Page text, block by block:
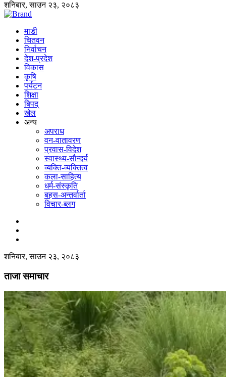
शनिबार, साउन २३, २०८३
माडी
चितवन
निर्वाचन
देश-प्रदेश
विकास
कृषि
पर्यटन
शिक्षा
बिपद्
खेल
अन्य
अपराध
वन-वातावरण
प्रवास-विदेश
स्वास्थ्य-साैन्दर्य
व्यक्ति-व्यक्तित्व
कला-साहित्य
धर्म-संस्कृति
बहस-अन्तर्वार्ता
विचार-ब्लग
शनिबार, साउन २३, २०८३
ताजा समाचार